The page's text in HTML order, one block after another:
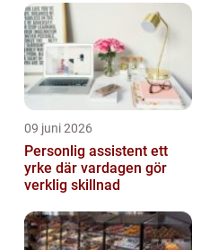
09 juni 2026
Personlig assistent ett
yrke där vardagen gör
verklig skillnad